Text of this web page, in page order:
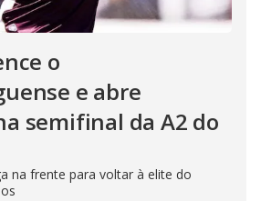
o
e abre
semifinal da A2 do
na frente para voltar à elite do